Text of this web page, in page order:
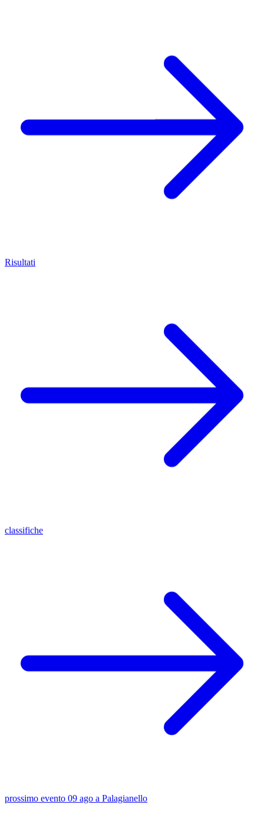
Risultati
classifiche
prossimo evento 09 ago a Palagianello